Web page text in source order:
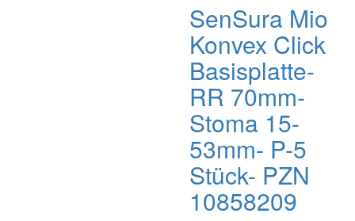
SenSura Mio
Konvex Click
Basisplatte-
RR 70mm-
Stoma 15-
53mm- P-5
Stück- PZN
10858209